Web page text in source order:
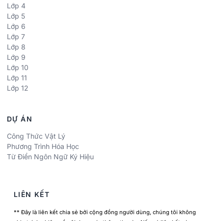
Lớp 4
Lớp 5
Lớp 6
Lớp 7
Lớp 8
Lớp 9
Lớp 10
Lớp 11
Lớp 12
DỰ ÁN
Công Thức Vật Lý
Phương Trình Hóa Học
Từ Điển Ngôn Ngữ Ký Hiệu
LIÊN KẾT
** Đây là liên kết chia sẻ bởi cộng đồng người dùng, chúng tôi không